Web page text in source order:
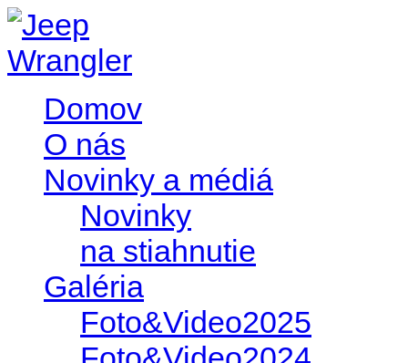
Domov
O nás
Novinky a médiá
Novinky
na stiahnutie
Galéria
Foto&Video2025